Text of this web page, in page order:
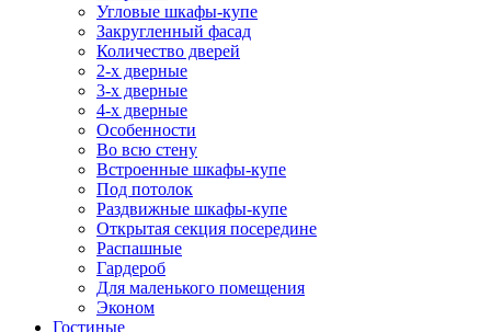
Угловые шкафы-купе
Закругленный фасад
Количество дверей
2-х дверные
3-х дверные
4-х дверные
Особенности
Во всю стену
Встроенные шкафы-купе
Под потолок
Раздвижные шкафы-купе
Открытая секция посередине
Распашные
Гардероб
Для маленького помещения
Эконом
Гостиные